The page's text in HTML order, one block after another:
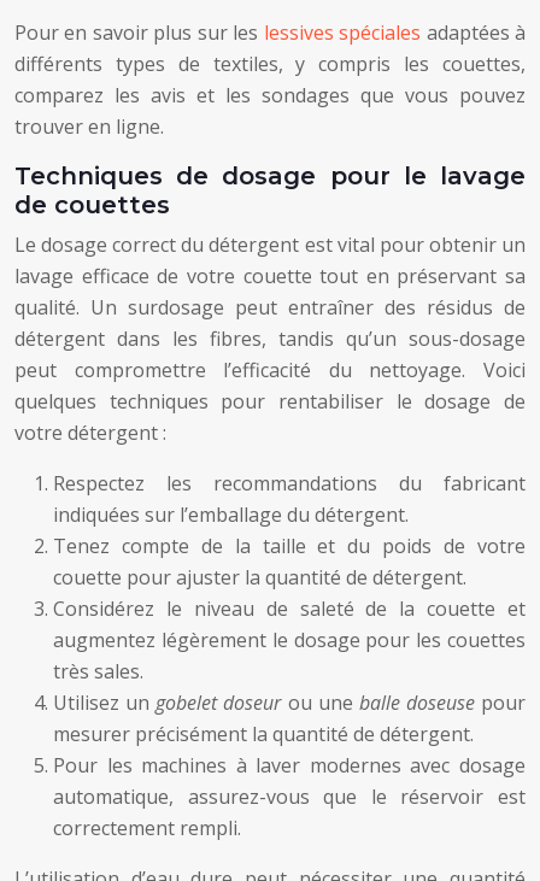
Pour en savoir plus sur les lessives spéciales adaptées à
différents types de textiles, y compris les couettes,
comparez les avis et les sondages que vous pouvez
trouver en ligne.
Techniques de dosage pour le lavage
de couettes
Le dosage correct du détergent est vital pour obtenir un
lavage efficace de votre couette tout en préservant sa
qualité. Un surdosage peut entraîner des résidus de
détergent dans les fibres, tandis qu’un sous-dosage
peut compromettre l’efficacité du nettoyage. Voici
quelques techniques pour rentabiliser le dosage de
votre détergent :
Respectez les recommandations du fabricant
indiquées sur l’emballage du détergent.
Tenez compte de la taille et du poids de votre
couette pour ajuster la quantité de détergent.
Considérez le niveau de saleté de la couette et
augmentez légèrement le dosage pour les couettes
très sales.
Utilisez ungobelet doseur ou une balle doseuse pour
mesurer précisément la quantité de détergent.
Pour les machines à laver modernes avec dosage
automatique, assurez-vous que le réservoir est
correctement rempli.